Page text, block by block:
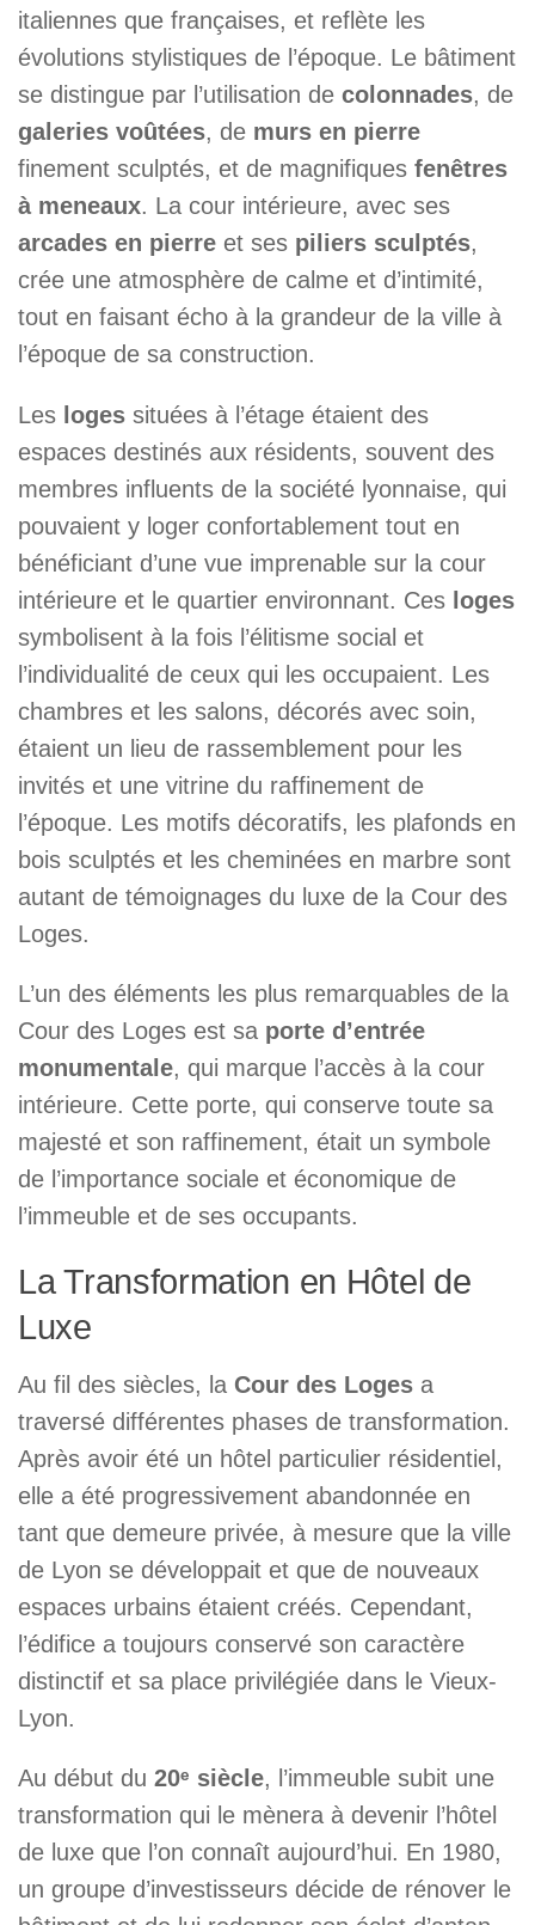
italiennes que françaises, et reflète les
évolutions stylistiques de l’époque. Le bâtiment
se distingue par l’utilisation de colonnades, de
galeries voûtées, de murs en pierre
finement sculptés, et de magnifiques fenêtres
à meneaux. La cour intérieure, avec ses
arcades en pierre et ses piliers sculptés,
crée une atmosphère de calme et d’intimité,
tout en faisant écho à la grandeur de la ville à
l’époque de sa construction.
Les loges situées à l’étage étaient des
espaces destinés aux résidents, souvent des
membres influents de la société lyonnaise, qui
pouvaient y loger confortablement tout en
bénéficiant d’une vue imprenable sur la cour
intérieure et le quartier environnant. Ces loges
symbolisent à la fois l’élitisme social et
l’individualité de ceux qui les occupaient. Les
chambres et les salons, décorés avec soin,
étaient un lieu de rassemblement pour les
invités et une vitrine du raffinement de
l’époque. Les motifs décoratifs, les plafonds en
bois sculptés et les cheminées en marbre sont
autant de témoignages du luxe de la Cour des
Loges.
L’un des éléments les plus remarquables de la
Cour des Loges est sa porte d’entrée
monumentale, qui marque l’accès à la cour
intérieure. Cette porte, qui conserve toute sa
majesté et son raffinement, était un symbole
de l’importance sociale et économique de
l’immeuble et de ses occupants.
La Transformation en Hôtel de
Luxe
Au fil des siècles, la Cour des Loges a
traversé différentes phases de transformation.
Après avoir été un hôtel particulier résidentiel,
elle a été progressivement abandonnée en
tant que demeure privée, à mesure que la ville
de Lyon se développait et que de nouveaux
espaces urbains étaient créés. Cependant,
l’édifice a toujours conservé son caractère
distinctif et sa place privilégiée dans le Vieux-
Lyon.
Au début du 20ᵉ siècle, l’immeuble subit une
transformation qui le mènera à devenir l’hôtel
de luxe que l’on connaît aujourd’hui. En 1980,
un groupe d’investisseurs décide de rénover le